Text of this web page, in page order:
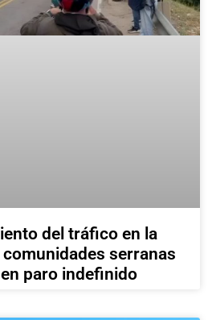
del tráfico en la
serranas
paro indefinido